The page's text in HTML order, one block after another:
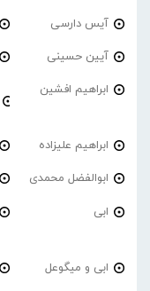
آیس دارسی
آیین حسینی
ابراهیم افشین
ابراهیم علیزاده
ابوالفضل محمدی
ابی
ابی و میگوعل